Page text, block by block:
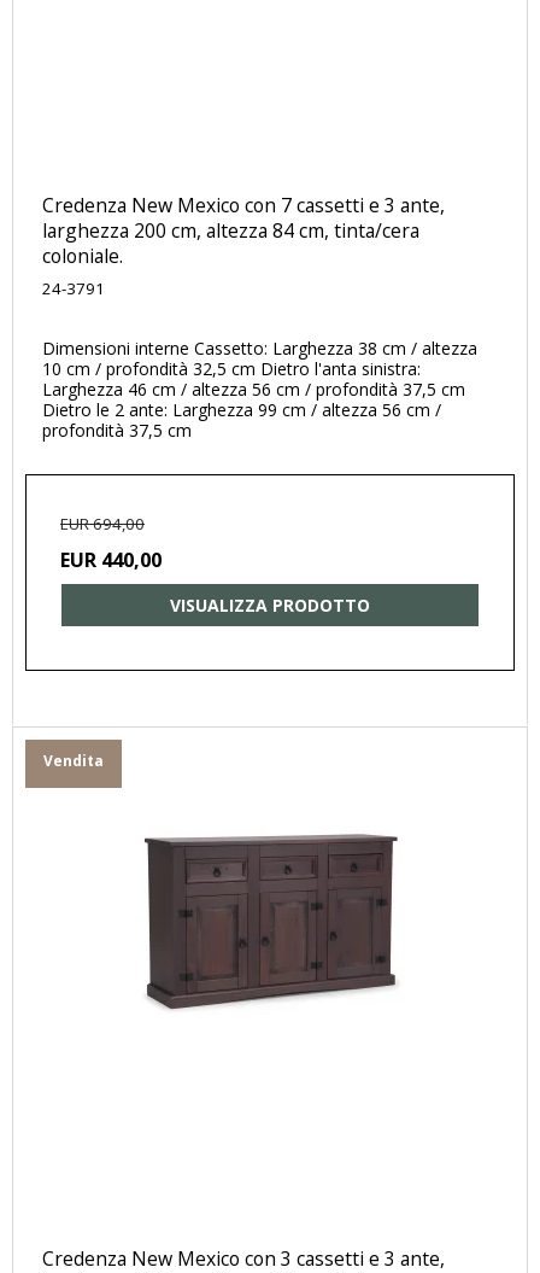
Credenza New Mexico con 7 cassetti e 3 ante,
larghezza 200 cm, altezza 84 cm, tinta/cera
coloniale.
24-3791
Dimensioni interne Cassetto: Larghezza 38 cm / altezza
10 cm / profondità 32,5 cm Dietro l'anta sinistra:
Larghezza 46 cm / altezza 56 cm / profondità 37,5 cm
Dietro le 2 ante: Larghezza 99 cm / altezza 56 cm /
profondità 37,5 cm
EUR 694,00
EUR 440,00
VISUALIZZA PRODOTTO
Vendita
Credenza New Mexico con 3 cassetti e 3 ante,